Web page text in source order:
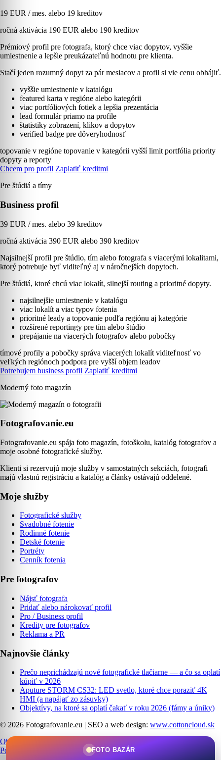
19 EUR / mes. alebo 19 kreditov
ročná aktivácia 190 EUR alebo 190 kreditov
Prémiový profil pre fotografa, ktorý chce viac dopytov, vyššie
umiestnenie a lepšie preukázateľnú hodnotu pre klienta.
Stačí jeden rozumný dopyt za pár mesiacov a profil si vie cenu obhájiť.
vyššie umiestnenie v katalógu
featured karta v regióne alebo kategórii
viac portfóliových fotiek a lepšia prezentácia
lead formulár priamo na profile
štatistiky zobrazení, klikov a dopytov
verified badge pre dôveryhodnosť
topovanie v regióne topovanie v kategórii vyšší limit portfólia priority
dopyty a reporty
Chcem pro profil Zaplatiť kreditmi
Pre štúdiá a tímy
Business profil
39 EUR / mes. alebo 39 kreditov
ročná aktivácia 390 EUR alebo 390 kreditov
Najsilnejší profil pre štúdio, tím alebo fotografa s viacerými lokalitami,
ktorý potrebuje byť viditeľný aj v náročnejších dopytoch.
Pre štúdiá, ktoré chcú viac lokalít, silnejší routing a prioritné dopyty.
najsilnejšie umiestnenie v katalógu
viac lokalít a viac typov fotenia
prioritné leady a topovanie podľa regiónu aj kategórie
rozšírené reportingy pre tím alebo štúdio
prepájanie na viacerých fotografov alebo pobočky
tímové profily a pobočky správa viacerých lokalít viditeľnosť vo
veľkých regiónoch podpora pre vyšší objem leadov
Potrebujem business profil Zaplatiť kreditmi
Moderný foto magazín
Fotografovanie.eu
Fotografovanie.eu spája foto magazín, fotoškolu, katalóg fotografov a
moje osobné fotografické služby.
Klienti si rezervujú moje služby v samostatných sekciách, fotografi
majú vlastnú registráciu a katalóg a články ostávajú oddelené.
Moje služby
Fotografické služby
Svadobné fotenie
Rodinné fotenie
Detské fotenie
Portréty
Cenník fotenia
Pre fotografov
Nájsť fotografa
Pridať alebo nárokovať profil
Pro / Business profil
Kredity pre fotografov
Reklama a PR
Najnovšie články
Prečo neprichádzajú nové fotografické tlačiarne — a čo sa oplatí
kúpiť v 2026
Aputure STORM CS32: LED svetlo, ktoré chce poraziť 4K
HMI (a napájať zo zásuvky)
Objektívy, na ktoré sa oplatí čakať v roku 2026 (fámy a úniky)
© 2026 Fotografovanie.eu | SEO a web design: www.cottoncloud.sk
Obchodné podmienky
Podmienky používania
FOTO BAZÁR